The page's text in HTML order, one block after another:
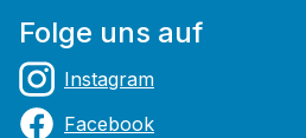
Folge uns auf
Instagram
Facebook